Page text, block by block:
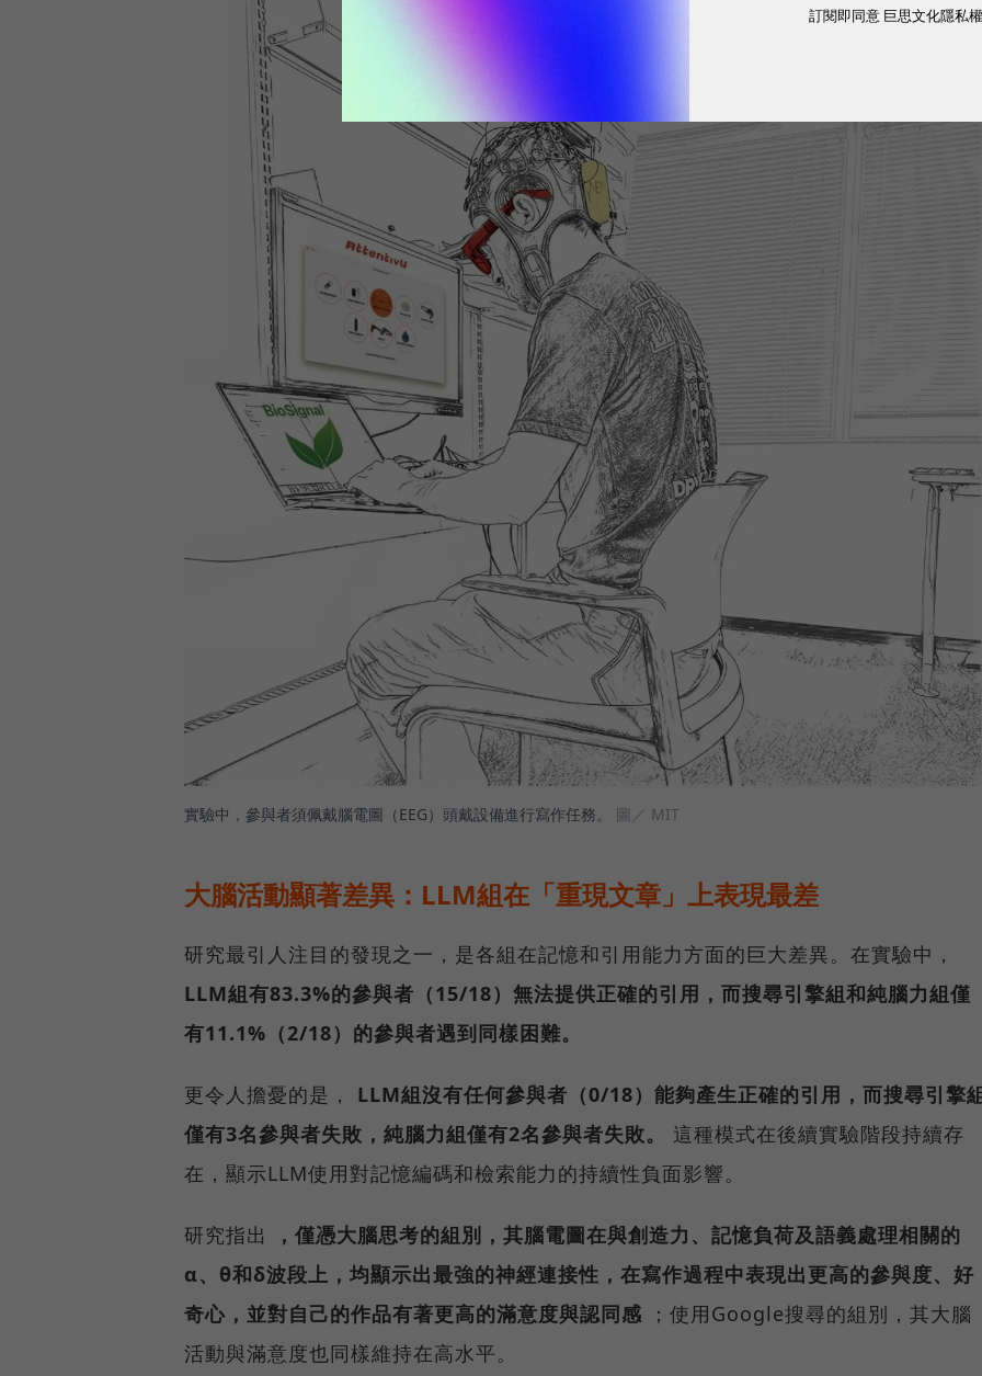
實驗中，參與者須佩戴腦電圖（EEG）頭戴設備進行寫作任務。 圖／ MIT
大腦活動顯著差異：LLM組在「重現文章」上表現最差
研究最引人注目的發現之一，是各組在記憶和引用能力方面的巨大差異。在實驗中，
LLM組有83.3%的參與者（15/18）無法提供正確的引用，而搜尋引擎組和純腦力組僅
有11.1%（2/18）的參與者遇到同樣困難。
更令人擔憂的是， LLM組沒有任何參與者（0/18）能夠產生正確的引用，而搜尋引擎
僅有3名參與者失敗，純腦力組僅有2名參與者失敗。
這種模式在後續實驗階段持續存
在，顯示LLM使用對記憶編碼和檢索能力的持續性負面影響。
研究指出
，僅憑大腦思考的組別，其腦電圖在與創造力、記憶負荷及語義處理相關的
α、θ和δ波段上，均顯示出最強的神經連接性，在寫作過程中表現出更高的參與度、好
奇心，並對自己的作品有著更高的滿意度與認同感 ；使用Google搜尋的組別，其大腦
活動與滿意度也同樣維持在高水平。
訂閱即同意 巨思文化隱私